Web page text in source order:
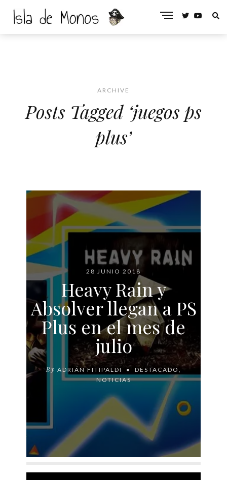
ARCHIVE
Posts Tagged ‘juegos ps
plus’
28 JUNIO 2018
Heavy Rain y
Absolver llegan a PS
Plus en el mes de
julio
By ADRIÁN FITIPALDI DESTACADO
NOTICIAS